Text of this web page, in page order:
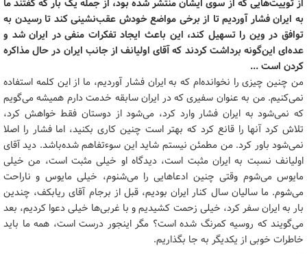
از توییت‌هایی که از سوی ایشان منتشر شده ‌بود، از جمله یک بار که گفتند ما
به ایران فشار آوردیم تا از برخی مواضع خودش عقب‌نشینی کند تا رسیدن به
توافق در وین را تسهیل کند، این باعث ایجاد تفکرات منفی در ایران شد و
عده‌ای این‌گونه برداشت کردند که آقای اولیانف از جانب ایران در حال مذاکره
کردن است ...
من چنین چیزی را نخوانده‌ام که به ایران فشار آوردیم، ما از این کلمه استفاده
نمی‌کنیم. من به عنوان سفیری که در ایران سابقه خدمت دارم همیشه می‌گویم
که نمی‌شود به ایران فشار وارد کرد، می‌شود از دوستان فقط خواهش کرد،
تلاش کرد آنها را قانع کرد که بهتر است چنین کاری بکنید، اما فشار را اصلا
نمی‌شود باور کرد. من مطمئن نیستم شاید این سوءتفاهم شده‌باشد. دید آقای
اولیانف نسبت به ایران مثبت است، دیدگاه او خیلی مثبت است، من خیلی
مایوس می‌شوم وقتی چنین ادعاهایی را می‌شنوم، خیلی مایوس و ناراحت
می‌شوم. ما سالیان سال کنار ایران بودیم، قبل از برجام آقای ریابکف، چندین
بار به ایران سفر کرد، خیلی زحمت کشیدیم و با غربی‌ها خیلی دعوا کردیم، بعد
می‌گویند که روسیه کمرنگ شده است؟ مگر اینجور درست است، همه ما باید
خاطرات خوبی از یکدیگر به جا بگذاریم.